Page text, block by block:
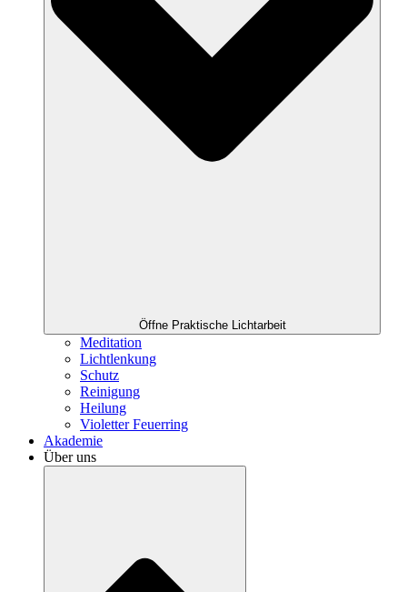
Öffne Praktische Lichtarbeit
Meditation
Lichtlenkung
Schutz
Reinigung
Heilung
Violetter Feuerring
Akademie
Über uns